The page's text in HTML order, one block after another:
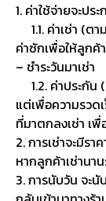
1. ค่าใช้จ่ายจะป
1.1. ค่าเช่า (ตา
ค่าซักเพื่อให้ลูกค้
– ชำระวันมาเช่า
1.2. ค่าประกัน
แต่เพื่อความรวด
ที่มาตกลงเช่า เ
2. การเช่าจะมีร
หากลูกค้าเช่านา
3. การนับวัน จะ